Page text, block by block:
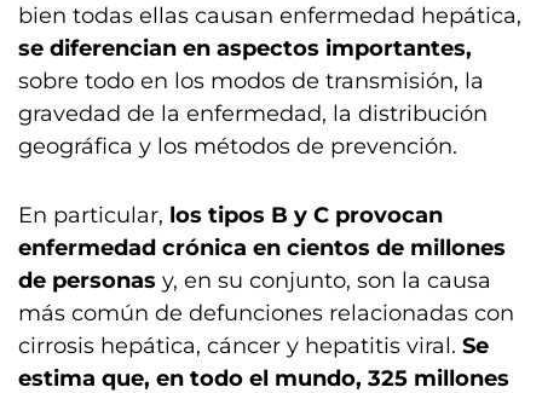
bien todas ellas causan enfermedad hepática,
se diferencian en aspectos importantes,
sobre todo en los modos de transmisión, la
gravedad de la enfermedad, la distribución
geográfica y los métodos de prevención.
En particular, los tipos B y C provocan
enfermedad crónica en cientos de millones
de personas y, en su conjunto, son la causa
más común de defunciones relacionadas con
cirrosis hepática, cáncer y hepatitis viral. Se
estima que, en todo el mundo, 325 millones